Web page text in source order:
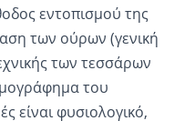
εντοπισμού της
των ούρων (γενική
των τεσσάρων
του
είναι φυσιολογικό,